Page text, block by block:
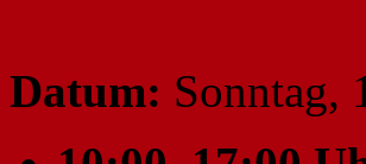
Datum: Sonntag,